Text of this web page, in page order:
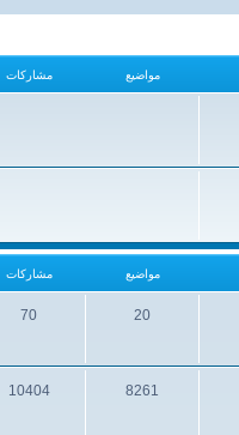
مواضيع مشاركات
مواضيع مشاركات
20
70
8261
10404